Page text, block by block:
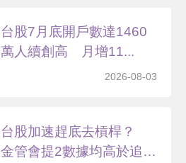
台股7月底開戶數達1460
萬人續創高 月增11...
2026-08-03
台股加速趕底去槓桿？
金管會提2數據均高於追